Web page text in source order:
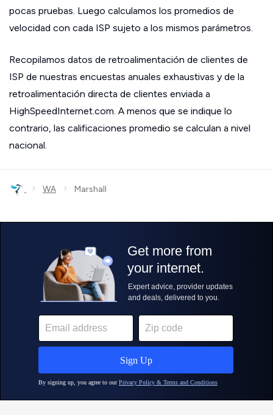
pocas pruebas. Luego calculamos los promedios de
velocidad con cada ISP sujeto a los mismos parámetros.
Recopilamos datos de retroalimentación de clientes de
ISP de nuestras encuestas anuales exhaustivas y de la
retroalimentación directa de clientes enviada a
HighSpeedInternet.com. A menos que se indique lo
contrario, las calificaciones promedio se calculan a nivel
nacional.
› WA › Marshall